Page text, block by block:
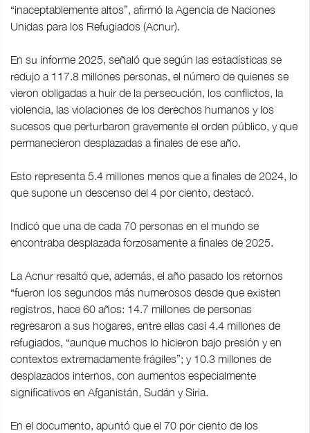
“inaceptablemente altos”, afirmó la Agencia de Naciones
Unidas para los Refugiados (Acnur).
En su informe 2025, señaló que según las estadísticas se
redujo a 117.8 millones personas, el número de quienes se
vieron obligadas a huir de la persecución, los conflictos, la
violencia, las violaciones de los derechos humanos y los
sucesos que perturbaron gravemente el orden público, y que
permanecieron desplazadas a finales de ese año.
Esto representa 5.4 millones menos que a finales de 2024, lo
que supone un descenso del 4 por ciento, destacó.
Indicó que una de cada 70 personas en el mundo se
encontraba desplazada forzosamente a finales de 2025.
La Acnur resaltó que, además, el año pasado los retornos
“fueron los segundos más numerosos desde que existen
registros, hace 60 años: 14.7 millones de personas
regresaron a sus hogares, entre ellas casi 4.4 millones de
refugiados, “aunque muchos lo hicieron bajo presión y en
contextos extremadamente frágiles”; y 10.3 millones de
desplazados internos, con aumentos especialmente
significativos en Afganistán, Sudán y Siria.
En el documento, apuntó que el 70 por ciento de los